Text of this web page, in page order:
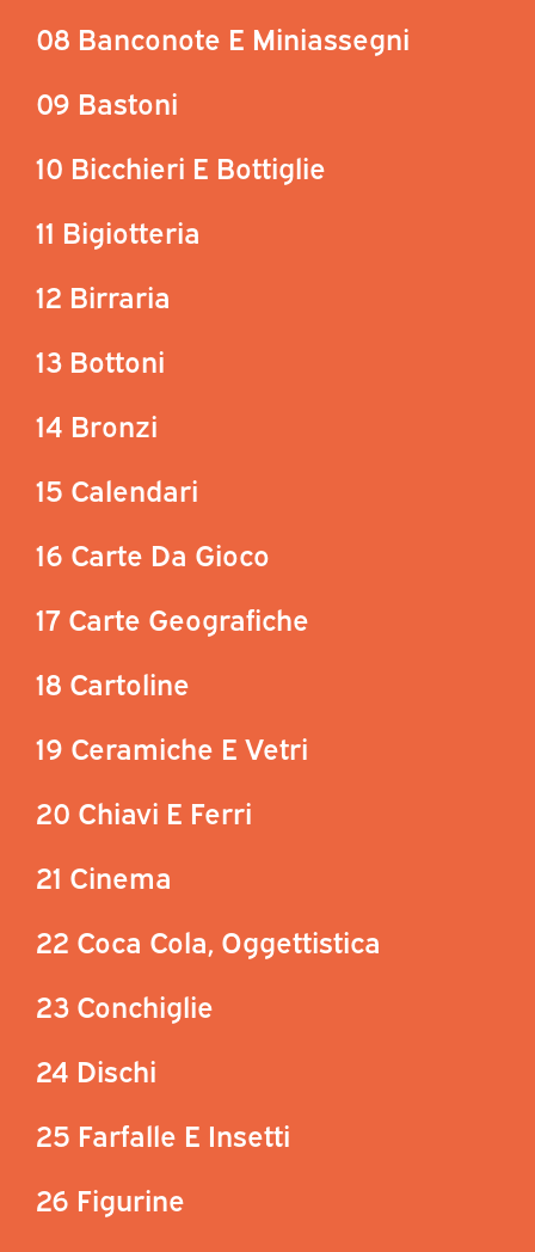
08 Banconote E Miniassegni
09 Bastoni
10 Bicchieri E Bottiglie
11 Bigiotteria
12 Birraria
13 Bottoni
14 Bronzi
15 Calendari
16 Carte Da Gioco
17 Carte Geografiche
18 Cartoline
19 Ceramiche E Vetri
20 Chiavi E Ferri
21 Cinema
22 Coca Cola, Oggettistica
23 Conchiglie
24 Dischi
25 Farfalle E Insetti
26 Figurine